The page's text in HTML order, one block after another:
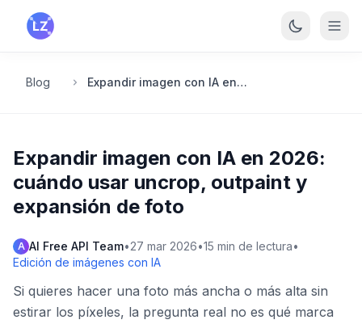
Saltar al contenido principal
Blog Expandir imagen con IA en 2026: cuándo usar uncrop, outpaint y expansión de foto
Expandir imagen con IA en 2026:
cuándo usar uncrop, outpaint y
expansión de foto
A AI Free API Team•27 mar 2026•15 min de lectura•
Edición de imágenes con IA
Si quieres hacer una foto más ancha o más alta sin
estirar los píxeles, la pregunta real no es qué marca